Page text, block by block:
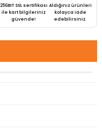
256BIT SSL sertifikası
ile kart bilgileriniz
güvende!
Aldığınız ürünleri
kolayca iade
edebilirsiniz.